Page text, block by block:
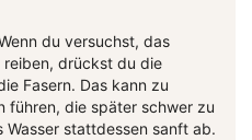
du versuchst, das
drückst du die
Fasern. Das kann zu
führen, die später schwer zu
stattdessen sanft ab.